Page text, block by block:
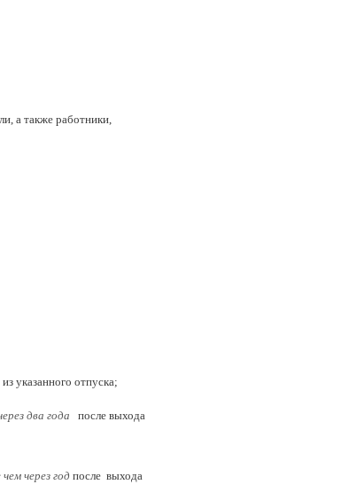
а также работники,
указанного отпуска;
два года после выхода
чем через год после выхода